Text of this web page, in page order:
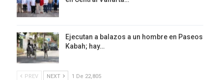
Ejecutan a balazos a un hombre en Paseos
Kabah; hay…
PREV NEXT 1 De 22,805